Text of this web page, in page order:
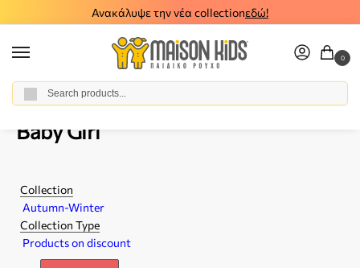
0
Home / Baby Girl
Baby Girl
Collection
Autumn-Winter
Collection Type
Products on discount